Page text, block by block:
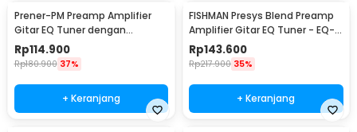
Prener-PM Preamp Amplifier
Gitar EQ Tuner dengan
Microphone - LC-5
Rp114.900
Rp180.900 37%
+ Keranjang
FISHMAN Presys Blend Preamp
Amplifier Gitar EQ Tuner - EQ-
301
Rp143.600
Rp217.900 35%
+ Keranjang